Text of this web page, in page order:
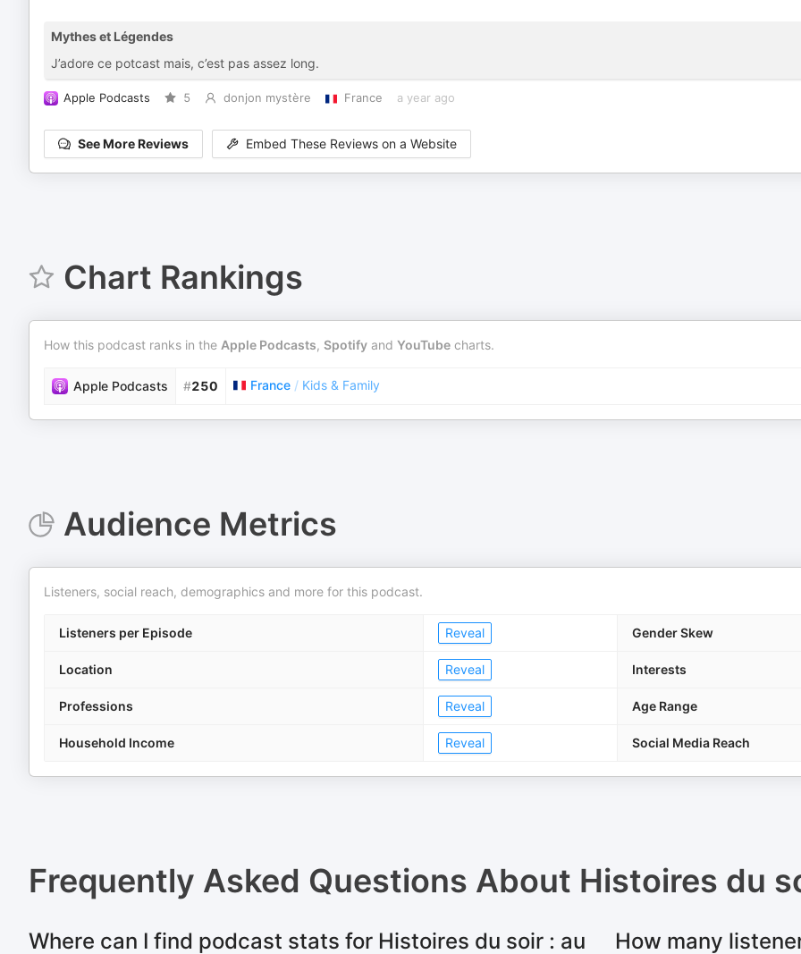
Mythes et Légendes
J’adore ce potcast mais, c’est pas assez long.
Apple Podcasts 5 donjon mystère France a year ago
See More Reviews Embed These Reviews on a Website
Chart Rankings
How this podcast ranks in the Apple Podcasts, Spotify and YouTube charts.
Apple Podcasts #250 France / Kids & Family
Audience Metrics
Listeners, social reach, demographics and more for this podcast.
Listeners per Episode Reveal Gender Skew
Location Reveal Interests
Professions Reveal Age Range
Household Income Reveal Social Media Reach
Frequently Asked Questions About Histoires du
Where can I find podcast stats for Histoires du soir : au How many